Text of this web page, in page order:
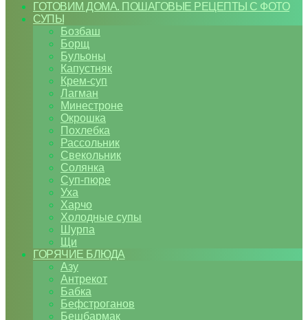
ГОТОВИМ ДОМА. ПОШАГОВЫЕ РЕЦЕПТЫ С ФОТО
СУПЫ
Бозбаш
Борщ
Бульоны
Капустняк
Крем-суп
Лагман
Минестроне
Окрошка
Похлебка
Рассольник
Свекольник
Солянка
Суп-пюре
Уха
Харчо
Холодные супы
Шурпа
Щи
ГОРЯЧИЕ БЛЮДА
Азу
Антрекот
Бабка
Бефстроганов
Бешбармак